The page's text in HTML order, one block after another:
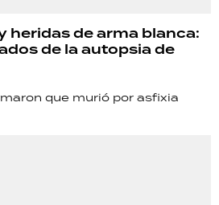
heridas de arma blanca:
de la autopsia de
que murió por asfixia